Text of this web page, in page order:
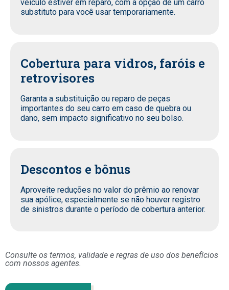
veículo estiver em reparo, com a opção de um carro
substituto para você usar temporariamente.
Cobertura para vidros, faróis e
retrovisores
Garanta a substituição ou reparo de peças
importantes do seu carro em caso de quebra ou
dano, sem impacto significativo no seu bolso.
Descontos e bônus
Aproveite reduções no valor do prêmio ao renovar
sua apólice, especialmente se não houver registro
de sinistros durante o período de cobertura anterior.
Consulte os termos, validade e regras de uso dos benefícios
com nossos agentes.